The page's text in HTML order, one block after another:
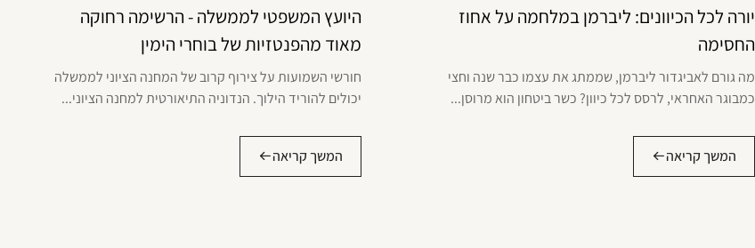
יורה לכל הכיוונים: ליברמן במלחמה על אחוז
החסימה
מה גורם לאביגדור ליברמן, שממתג את עצמו כבר שנה וחצי
כמבוגר האחראי, לרסס לכל כיוון? כשר ביטחון הוא מרוסן...
המשך קריאה
היועץ המשפטי לממשלה - הרשימה רחוקה
מאוד מהפנטזיות של בוחרי הימין
חורשי השמועות על צירוף קרוב של המחנה הציוני לממשלה
יכולים להוריד הילוך. הנדוניה התיאורטית למחנה הציוני...
המשך קריאה